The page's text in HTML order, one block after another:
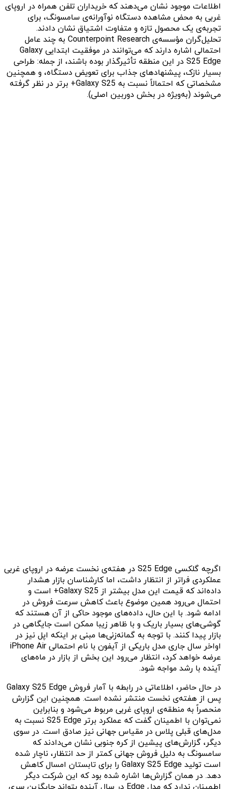
اطلاعات موجود نشان می‌دهند که خریداران تلفن همراه در اروپای
غربی به محض مشاهده دستگاه نوآورانه‌ی سامسونگ، برای
تجربه‌ی یک محصول تازه و متفاوت اشتیاق نشان دادند.
تحلیل‌گران مؤسسه‌ی Counterpoint Research به چند عامل
احتمالی اشاره دارند که می‌توانند در موفقیت ابتدایی Galaxy
S25 Edge در این منطقه تأثیرگذار بوده باشند، از جمله: طراحی
بسیار نازک، پیشنهادهای جذاب برای تعویض دستگاه، و همچنین
مشخصاتی که احتمالاً نسبت به Galaxy S25+ برتر در نظر گرفته
می‌شوند (به‌ویژه در بخش دوربین اصلی).
اگرچه گلکسی S25 Edge در هفته‌ی نخست عرضه در اروپای غربی
عملکردی فراتر از انتظار داشت، اما کارشناسان بازار هشدار
داده‌اند که قیمت این مدل بیشتر از Galaxy S25+ است و
احتمال می‌رود همین موضوع باعث کاهش سرعت فروش در
ادامه شود. با این حال، داده‌های موجود حاکی از آن هستند که
گوشی‌های بسیار باریک و با ظاهر زیبا ممکن است جایگاهی در
بازار پیدا کنند. با توجه به گمانه‌زنی‌ها مبنی بر اینکه اپل نیز در
اواخر سال جاری مدل باریکی از آیفون با نام احتمالی iPhone Air
عرضه خواهد کرد، انتظار می‌رود این بخش از بازار در ماه‌های
آینده با رشد مواجه شود.
در حال حاضر، اطلاعاتی در رابطه با آمار فروش Galaxy S25 Edge
پس از هفته‌ی نخست منتشر نشده است. همچنین این گزارش
منحصراً به منطقه‌ی اروپای غربی مربوط می‌شود و بنابراین
نمی‌توان با اطمینان گفت که عملکرد برتر S25 Edge نسبت به
مدل‌های قبلی پلاس در مقیاس جهانی نیز صادق است. در سوی
دیگر، گزارش‌های پیشین از کره جنوبی نشان می‌دادند که
سامسونگ به دلیل فروش جهانی کمتر از حد انتظار، ناچار شده
است تولید Galaxy S25 Edge را برای تابستان امسال کاهش
دهد. در همان گزارش‌ها اشاره شده بود که این شرکت دیگر